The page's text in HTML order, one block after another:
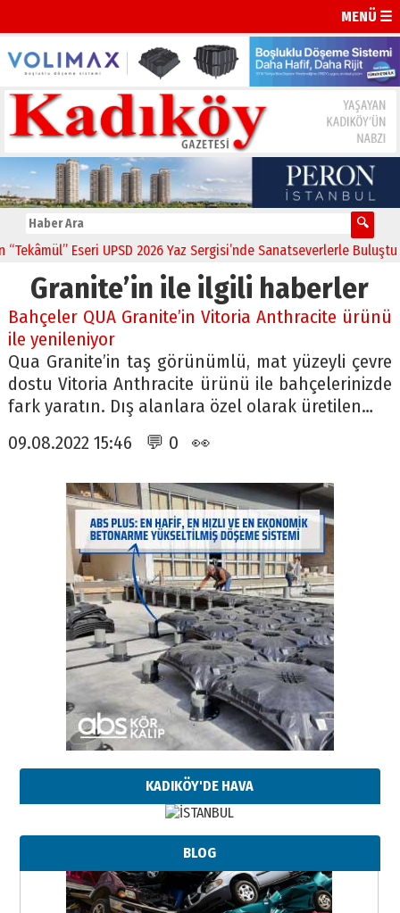
MENÜ ☰
Eseri UPSD 2026 Yaz Sergisi’nde Sanatseverlerle Buluştu
Granite’in ile ilgili haberler
Bahçeler QUA Granite’in Vitoria Anthracite ürünü
ile yenileniyor
Qua Granite’in taş görünümlü, mat yüzeyli çevre
dostu Vitoria Anthracite ürünü ile bahçelerinizde
fark yaratın. Dış alanlara özel olarak üretilen…
09.08.2022 15:46 💬 0 👀
KADIKÖY'DE HAVA
BLOG